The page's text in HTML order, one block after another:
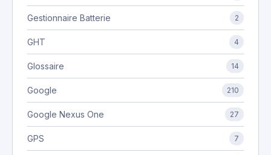
Gestionnaire Batterie 2
GHT 4
Glossaire 14
Google 210
Google Nexus One 27
GPS 7